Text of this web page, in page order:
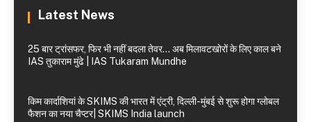
Latest News
25 बार ट्रांसफर, फिर भी नहीं बदला तेवर… अब मिलावटखोरों के लिए काल बने
IAS तुकाराम मुंढे | IAS Tukaram Mundhe
किम कार्दाशियां के SKIMS की भारत में एंट्री, दिल्ली-मुंबई से शुरू होगा ग्लोबल
फैशन का नया चैप्टर| SKIMS India launch